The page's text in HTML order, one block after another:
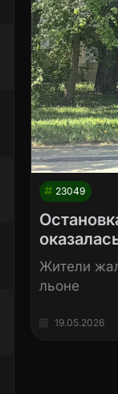
23049
Жители
льоне
19.05.2026